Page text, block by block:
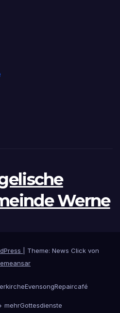
Werne
Theme: News Click von
EvensongRepaircafé
mehrGottesdienste